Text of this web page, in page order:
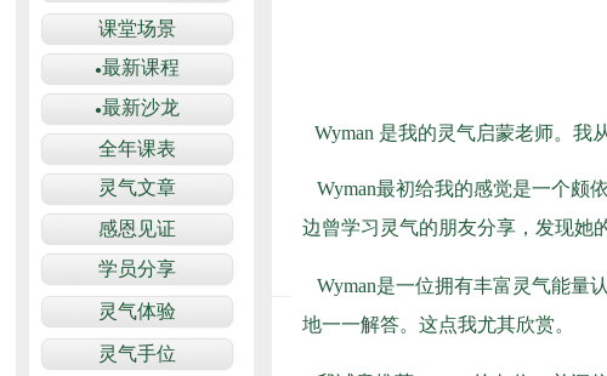
Wyman 是我的灵气启蒙老师。我
Wyman最初给我的感觉是一个颇
边曾学习灵气的朋友分享，发现她
Wyman是一位拥有丰富灵气能量
地一一解答。这点我尤其欣赏。